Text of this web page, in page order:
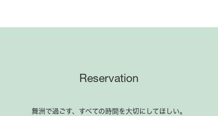
Reservation
舞洲で過ごす、すべての時間を大切にしてほしい。